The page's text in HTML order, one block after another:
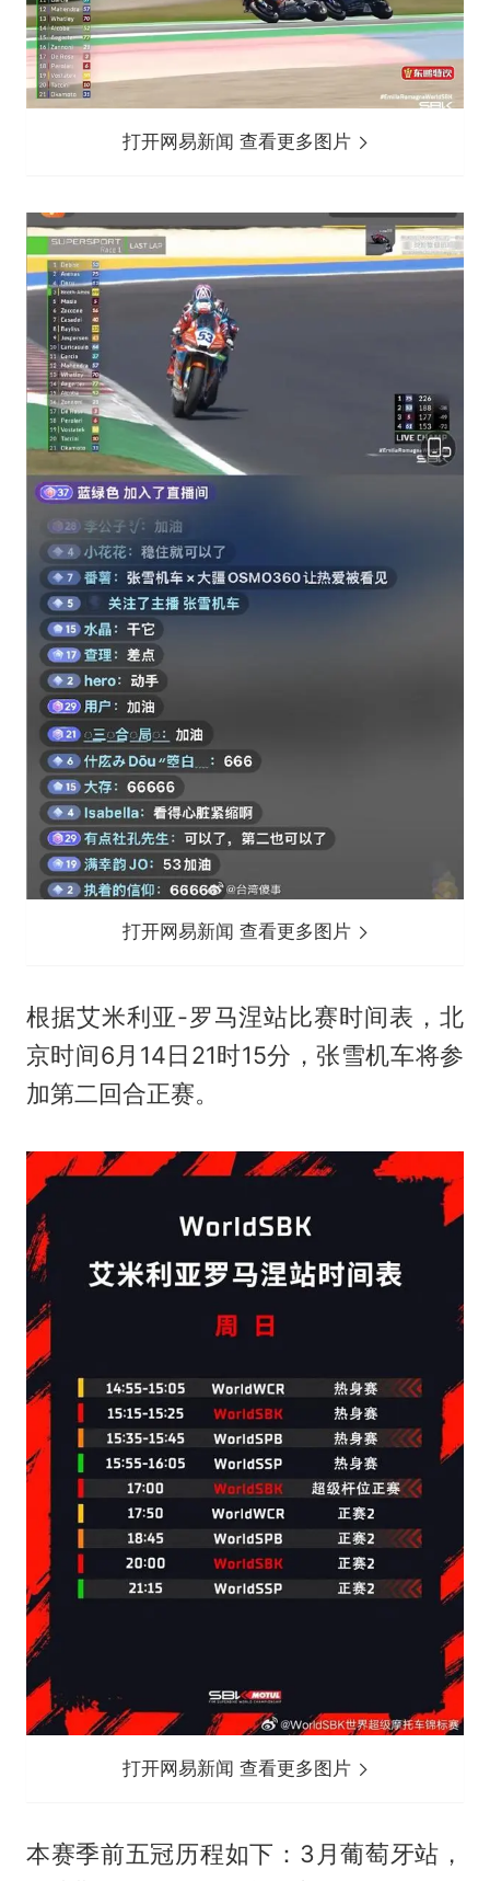
打开网易新闻 查看更多图片
打开网易新闻 查看更多图片
根据艾米利亚-罗马涅站比赛时间表，北
京时间6月14日21时15分，张雪机车将参
加第二回合正赛。
打开网易新闻 查看更多图片
本赛季前五冠历程如下：3月葡萄牙站，